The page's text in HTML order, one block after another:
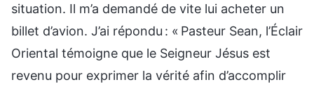
situation. Il m’a demandé de vite lui acheter un
billet d’avion. J’ai répondu : « Pasteur Sean, l’Éclair
Oriental témoigne que le Seigneur Jésus est
revenu pour exprimer la vérité afin d’accomplir